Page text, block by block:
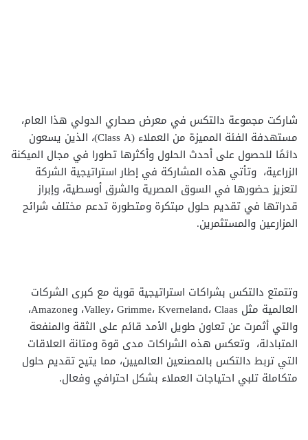
شاركت مجموعة دالتكس في معرض صحاري الدولي هذا العام،
مستهدفة الفئة المميزة من العملاء (Class A)، الذين يسعون
دائمًا للحصول على أحدث الحلول وأكثرها تطورا في مجال الميكنة
الزراعية، وتأتي هذه المشاركة في إطار استراتيجية الشركة
لتعزيز حضورها في السوق المصرية والشرق أوسطية، وإبراز
قدراتها في تقديم حلول مبتكرة ومتطورة تدعم مختلف شرائح
المزارعين والمستثمرين.
وتتمتع دالتكس بشراكات استراتيجية قوية مع كبرى الشركات
العالمية مثل Valley، Grimme، Kverneland، Claas، وAmazone،
والتي أثمرت عن تعاون طويل الأمد قائم على الثقة والمنفعة
المتبادلة، وتعكس هذه الشراكات مدى قوة ومتانة العلاقات
التي تربط دالتكس بالمصنعين العالميين، مما يتيح تقديم حلول
متكاملة تلبي احتياجات العملاء بشكل احترافي وفعال.